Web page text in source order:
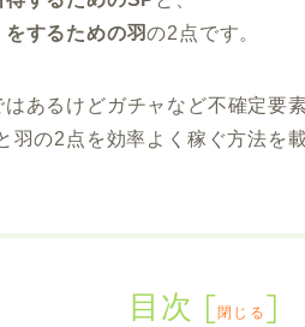
するための羽の2点です。
あるけどガチャなど不確定要
羽の2点を効率よく稼ぐ方法を
目次 [閉じる ]